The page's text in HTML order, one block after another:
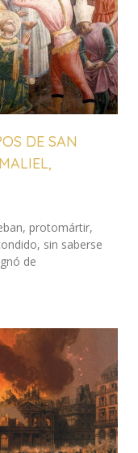
DE SAN
protomártir,
sin saberse
de